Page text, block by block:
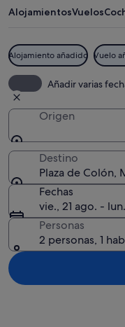
AlojamientosVuelos
Alojamiento añadido Vuelo
Añadir varias
Origen
Destino
Plaza de Colón,
Fechas
vie., 21 ago. -
Personas
2 personas, 1